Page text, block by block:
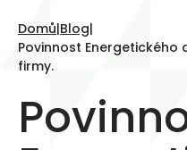
Domů|Blog|
Povinnost
firmy.